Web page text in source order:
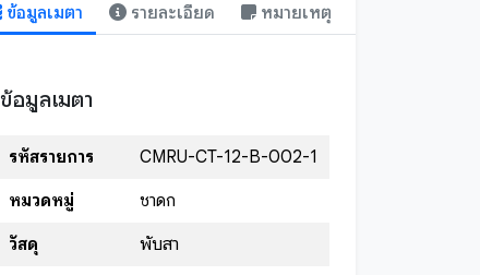
ข้อมูลเมตา รายละเอียด หมายเหตุ
ข้อมูลเมตา
รหัสรายการ
CMRU-CT-12-B-002-1
หมวดหมู่
ชาดก
วัสดุ
พับสา